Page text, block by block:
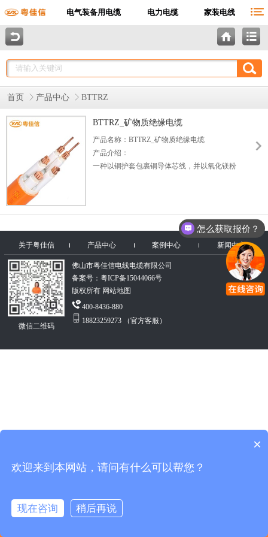
电气装备用电缆 电力电缆 家装电线
首页 产品中心 BTTRZ
BTTRZ_矿物质绝缘电缆
产品名称：BTTRZ_矿物质绝缘电缆
产品介绍：
一种以铜护套包裹铜导体芯线，并以氧化镁粉
（比如铝合金）代替铜护套包裹芯线和绝缘材
料，称为矿物绝缘金属护套电缆(Mineral
insulated metal sheathed cable (MIMS Cable)。
关于粤佳信 产品中心 案例中心 新闻中心
微信二维码
佛山市粤佳信电线电缆有限公司
备案号：粤ICP备15044066号
版权所有 网站地图
400-8436-880
18823259273 （官方客服）
怎么获取报价？
×
欢迎来到本网站，请问有什么可以帮您？
现在咨询 稍后再说